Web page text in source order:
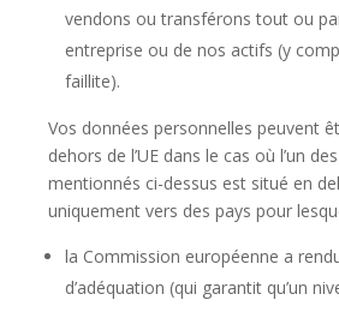
vendons ou transférons tout ou
entreprise ou de nos actifs (y
faillite).
Vos données personnelles peuvent
dehors de l’UE dans le cas où l’un
mentionnés ci-dessus est situé en
uniquement vers des pays pour
la Commission européenne a
d’adéquation (qui garantit qu’un